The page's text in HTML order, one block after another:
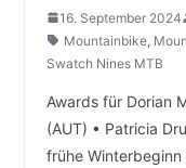
16. September 2024
Mountainbike,
Swatch Nines MTB
Awards für Dorian
(AUT) • Patricia
frühe